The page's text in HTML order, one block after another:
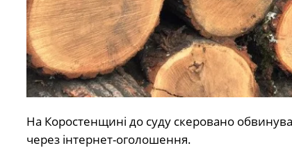
На Коростенщині до суду скеровано
через інтернет-оголошення.